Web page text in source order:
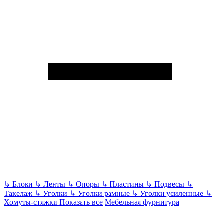
↳ Блоки ↳ Ленты ↳ Опоры ↳ Пластины ↳ Подвесы ↳
Такелаж ↳ Уголки ↳ Уголки рамные ↳ Уголки усиленные ↳
Хомуты-стяжки Показать все Мебельная фурнитура